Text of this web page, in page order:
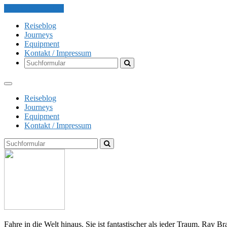
Reiseblog
Journeys
Equipment
Kontakt / Impressum
Search
Reiseblog
Journeys
Equipment
Kontakt / Impressum
Search
Fahre in die Welt hinaus. Sie ist fantastischer als jeder Traum. Ray